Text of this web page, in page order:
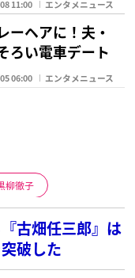
11:00 エンタメニュース
ーヘアに！夫・
ろい電車デート
06:00 エンタメニュース
柳徹子
古畑任三郎』は
破した